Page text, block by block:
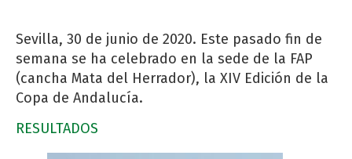
Sevilla, 30 de junio de 2020. Este pasado fin de
semana se ha celebrado en la sede de la FAP
(cancha Mata del Herrador), la XIV Edición de la
Copa de Andalucía.
RESULTADOS